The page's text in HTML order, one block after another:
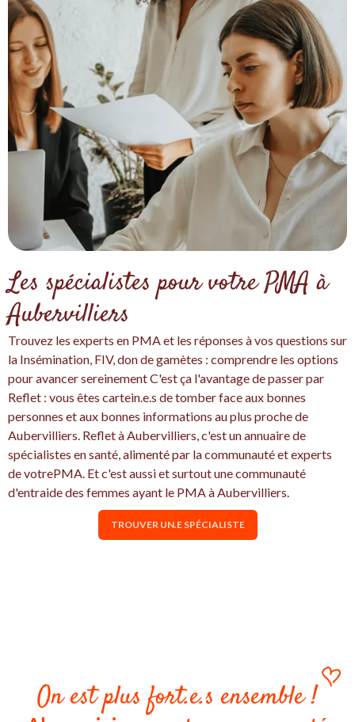
Les spécialistes pour votre PMA à
Aubervilliers
Trouvez les experts en PMA et les réponses à vos questions sur
la Insémination, FIV, don de gamètes : comprendre les options
pour avancer sereinement C'est ça l'avantage de passer par
Reflet : vous êtes cartein.e.s de tomber face aux bonnes
personnes et aux bonnes informations au plus proche de
Aubervilliers. Reflet à Aubervilliers, c'est un annuaire de
spécialistes en santé, alimenté par la communauté et experts
de votrePMA. Et c'est aussi et surtout une communauté
d'entraide des femmes ayant le PMA à Aubervilliers.
TROUVER UN.E SPÉCIALISTE
On est plus fort.e.s ensemble !